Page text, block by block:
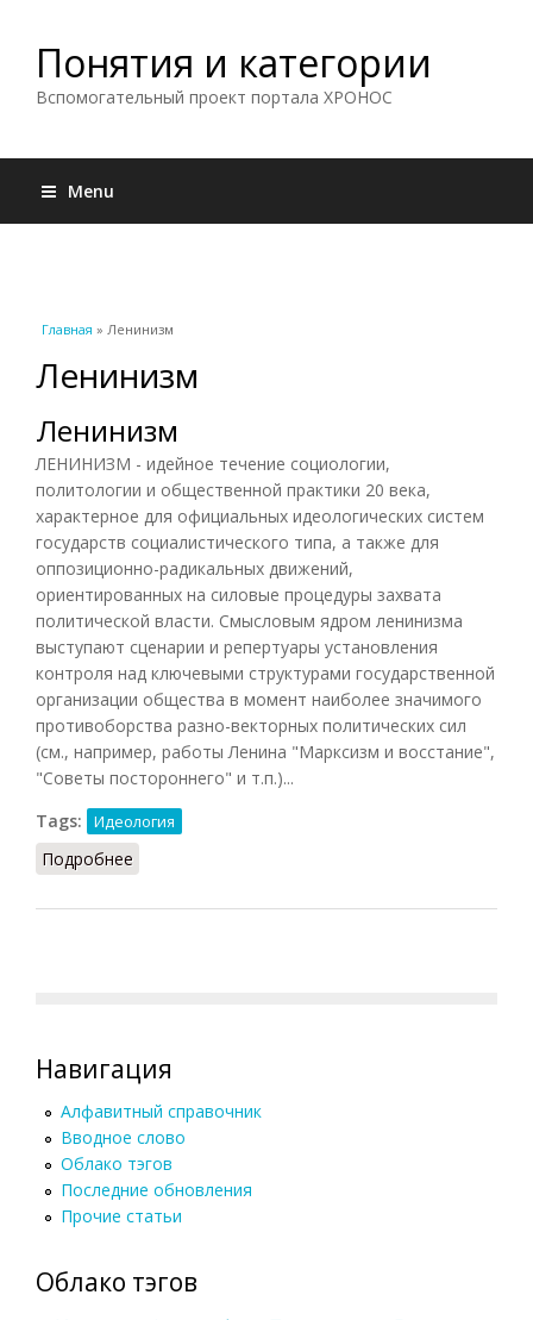
Понятия и категории
Вспомогательный проект портала ХРОНОС
Menu
Вы здесь
Главная » Ленинизм
Ленинизм
Ленинизм
ЛЕНИНИЗМ - идейное течение социологии,
политологии и общественной практики 20 века,
характерное для официальных идеологических систем
государств социалистического типа, а также для
оппозиционно-радикальных движений,
ориентированных на силовые процедуры захвата
политической власти. Смысловым ядром ленинизма
выступают сценарии и репертуары установления
контроля над ключевыми структурами государственной
организации общества в момент наиболее значимого
противоборства разно-векторных политических сил
(см., например, работы Ленина "Марксизм и восстание",
"Советы постороннего" и т.п.)...
Tags:
Идеология
Подробнее
Навигация
Алфавитный справочник
Вводное слово
Облако тэгов
Последние обновления
Прочие статьи
Облако тэгов